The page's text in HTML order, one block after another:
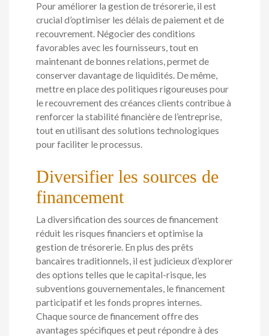
Pour améliorer la gestion de trésorerie, il est
crucial d’optimiser les délais de paiement et de
recouvrement. Négocier des conditions
favorables avec les fournisseurs, tout en
maintenant de bonnes relations, permet de
conserver davantage de liquidités. De même,
mettre en place des politiques rigoureuses pour
le recouvrement des créances clients contribue à
renforcer la stabilité financière de l’entreprise,
tout en utilisant des solutions technologiques
pour faciliter le processus.
Diversifier les sources de
financement
La diversification des sources de financement
réduit les risques financiers et optimise la
gestion de trésorerie. En plus des prêts
bancaires traditionnels, il est judicieux d’explorer
des options telles que le capital-risque, les
subventions gouvernementales, le financement
participatif et les fonds propres internes.
Chaque source de financement offre des
avantages spécifiques et peut répondre à des